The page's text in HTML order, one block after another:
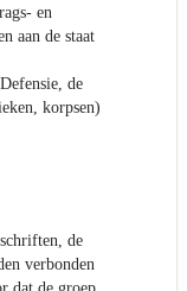
en
aan de staat
de
korpsen)
de
verbonden